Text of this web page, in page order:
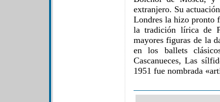
extranjero. Su
Londres la hizo pronto
la tradición lírica de
mayores figuras de la
en los ballets
Cascanueces, Las
1951 fue nombrada